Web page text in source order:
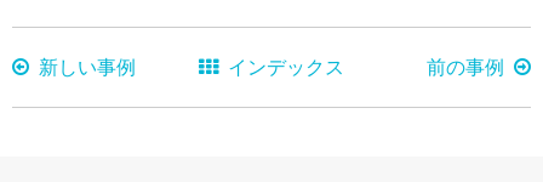
新しい事例 インデックス 前の事例